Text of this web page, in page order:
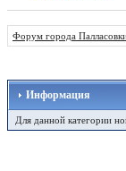
Форум города
Информация
Для данной категории